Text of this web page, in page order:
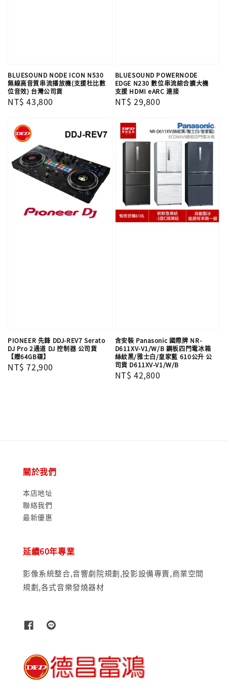
BLUESOUND NODE ICON N530
無線高音質串流播放機(支援杜比數
位音效) 台灣公司貨
Regular
NT$ 43,800
BLUESOUND POWERNODE
EDGE N230 數位串流綜合擴大機
支援 HDMI eARC 連接
Regular
NT$ 29,800
PIONEER 先鋒 DDJ-REV7 Serato
DJ Pro 2通道 DJ 控制器 公司貨
【贈64GB碟】
Regular
NT$ 72,900
含安裝 Panasonic 國際牌 NR-
D611XV-V1/W/B 鋼板四門電冰箱
絲紋黑/雅士白/皇家藍 610公升 公
司貨 D611XV-V1/W/B
Regular
NT$ 42,800
關於我們
本店地址
聯絡我們
最新優惠
延續60年專業
影像系統整合,音響劇院規劃,投影設備專賣,商業空間
規劃,各式音樂發燒器材